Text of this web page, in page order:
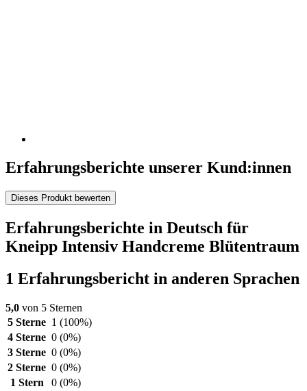
Erfahrungsberichte unserer Kund:innen
Dieses Produkt bewerten
Erfahrungsberichte in Deutsch für
Kneipp Intensiv Handcreme Blütentraum
1 Erfahrungsbericht in anderen Sprachen
5,0 von 5 Sternen
5 Sterne 1 (100%)
4 Sterne 0 (0%)
3 Sterne 0 (0%)
2 Sterne 0 (0%)
1 Stern
0 (0%)